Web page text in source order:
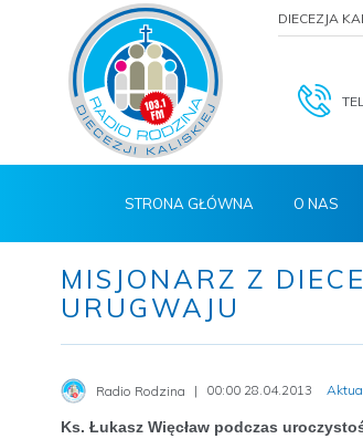
DIECEZJA
STRONA GŁÓWNA O NAS
MISJONARZ Z
URUGWAJU
Radio Rodzina 00:00 28.04.2013
Ks. Łukasz Więcław podczas